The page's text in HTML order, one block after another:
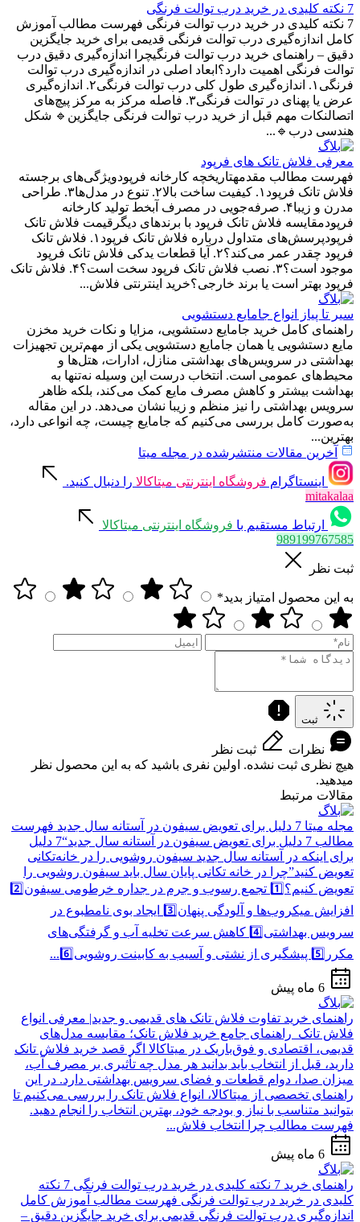
7 نکته کلیدی در خرید درب توالت فرنگی
7 نکته کلیدی در خرید درب توالت فرنگی فهرست مطالب آموزش
کامل اندازه‌گیری درب توالت فرنگی قدیمی برای خرید جایگزین
دقیق – راهنمای خرید درب توالت فرنگیچرا اندازه‌گیری دقیق درب
توالت فرنگی اهمیت دارد؟ابعاد اصلی در اندازه‌گیری درب توالت
فرنگی۱. اندازه‌گیری طول کلی درب توالت فرنگی۲. اندازه‌گیری
عرض یا پهنای در توالت فرنگی۳. فاصله مرکز به مرکز پیچ‌های
اتصالنکات مهم قبل از خرید درب توالت فرنگی جایگزین🔹 شکل
هندسی درب🔹...
معرفی فلاش تانک های فرپود
فهرست مطالب مقدمهتاریخچه کارخانه فرپودویژگی‌های برجسته
فلاش تانک فرپود۱. کیفیت ساخت بالا۲. تنوع در مدل‌ها۳. طراحی
مدرن و زیبا۴. صرفه‌جویی در مصرف آبخط تولید کارخانه
فرپودمقایسه فلاش تانک فرپود با برندهای دیگرقیمت فلاش تانک
فرپودپرسش‌های متداول درباره فلاش تانک فرپود۱. فلاش تانک
فرپود چقدر عمر می‌کند؟۲. آیا قطعات یدکی فلاش تانک فرپود
موجود است؟۳. نصب فلاش تانک فرپود سخت است؟۴. فلاش تانک
فرپود بهتر است یا برند خارجی؟خرید اینترنتی فلاش...
سیر تا پیاز انواع جامایع دستشویی
راهنمای کامل خرید جامایع دستشویی، مزایا و نکات خرید مخزن
مایع دستشویی یا همان جامایع دستشویی یکی از مهم‌ترین تجهیزات
بهداشتی در سرویس‌های بهداشتی منازل، ادارات، هتل‌ها و
محیط‌های عمومی است. انتخاب درست این وسیله نه‌تنها به
بهداشت بیشتر و کاهش مصرف مایع کمک می‌کند، بلکه ظاهر
سرویس بهداشتی را نیز منظم و زیبا نشان می‌دهد. در این مقاله
به‌صورت کامل بررسی می‌کنیم که جامایع چیست، چه انواعی دارد،
بهترین...
آخرین مقالات منتشرشده در مجله میتا
اینستاگرام فروشگاه اینترنتی میتاکالا را دنبال کنید.
mitakalaa
ارتباط مستقیم با فروشگاه اینترنتی میتاکالا
989199767585
ثبت نظر
به این محصول امتیاز بدید*
ثبت
نظرات
ثبت نظر
هیچ نظری ثبت نشده. اولین نفری باشید که به این محصول نظر
میدهید.
مقالات مرتبط
مجله میتا 7 دلیل برای تعویض سیفون در آستانه سال جدید
فهرست
مطالب 7 دلیل برای تعویض سیفون در آستانه سال جدید“7 دلیل
برای اینکه در آستانه سال جدید سیفون روشویی را در خانه‌تکانی
تعویض کنید”چرا در خانه تکانی پایان سال باید سیفون روشویی را
تعویض کنیم؟1️⃣ تجمع رسوب و جرم در جداره خرطومی سیفون2️⃣
افزایش میکروب‌ها و آلودگی پنهان3️⃣ ایجاد بوی نامطبوع در
سرویس بهداشتی4️⃣ کاهش سرعت تخلیه آب و گرفتگی‌های
مکرر5️⃣ پیشگیری از نشتی و آسیب به کابینت روشویی6️⃣...
6 ماه پیش
راهنمای خرید تفاوت فلاش تانک های قدیمی و جدید| معرفی انواع
فلاش تانک راهنمای جامع خرید فلاش تانک؛ مقایسه مدل‌های
قدیمی، اقتصادی و فوق‌باریک در میتاکالا اگر قصد خرید فلاش تانک
دارید، قبل از انتخاب باید بدانید هر مدل چه تأثیری بر مصرف آب،
میزان صدا، دوام قطعات و فضای سرویس بهداشتی دارد. در این
راهنمای تخصصی از میتاکالا، انواع فلاش تانک را بررسی می‌کنیم تا
بتوانید متناسب با نیاز و بودجه خود، بهترین انتخاب را انجام دهید.
فهرست مطالب چرا انتخاب فلاش...
6 ماه پیش
راهنمای خرید 7 نکته کلیدی در خرید درب توالت فرنگی
7 نکته
کلیدی در خرید درب توالت فرنگی فهرست مطالب آموزش کامل
اندازه‌گیری درب توالت فرنگی قدیمی برای خرید جایگزین دقیق –